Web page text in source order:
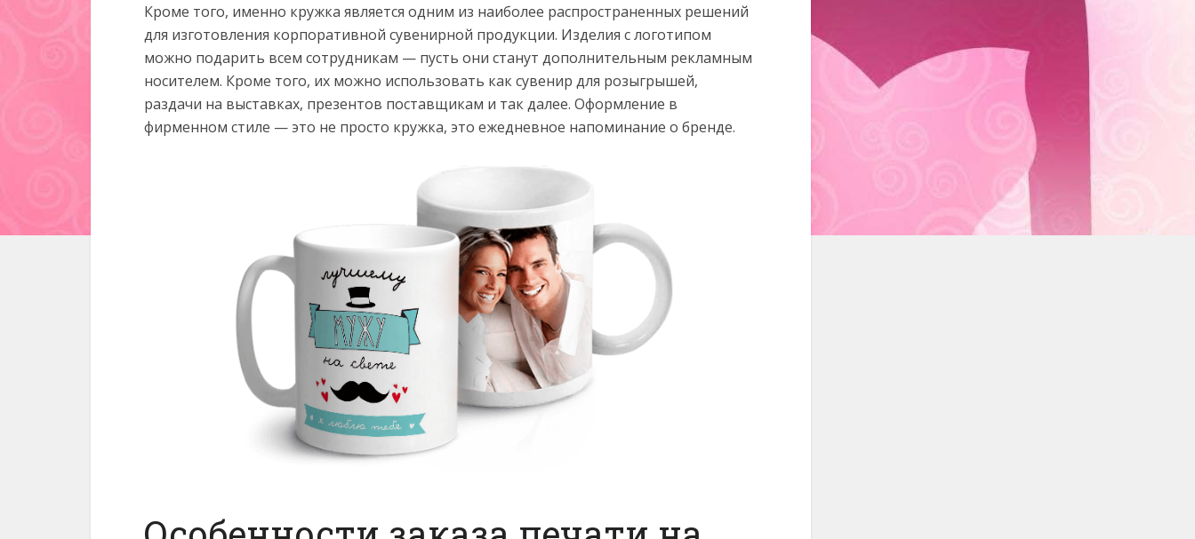
Кроме того, именно кружка является одним из наиболее распространенных решений
для изготовления корпоративной сувенирной продукции. Изделия с логотипом
можно подарить всем сотрудникам — пусть они станут дополнительным рекламным
носителем. Кроме того, их можно использовать как сувенир для розыгрышей,
раздачи на выставках, презентов поставщикам и так далее. Оформление в
фирменном стиле — это не просто кружка, это ежедневное напоминание о бренде.